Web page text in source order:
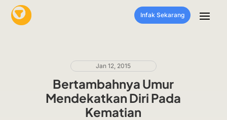
Infak Sekarang
Jan 12, 2015
Bertambahnya Umur
Mendekatkan Diri Pada
Kematian